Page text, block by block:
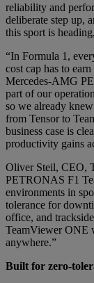
reliability and
deliberate step up,
this sport is
“In Formula 1,
cost cap has to
Mercedes-AMG
part of our
so we already
from Tensor to
business case is
productivity gains
Oliver Steil, CEO,
PETRONAS F1
environments in
tolerance for
office, and
TeamViewer ONE
anywhere.”
Built for zero-